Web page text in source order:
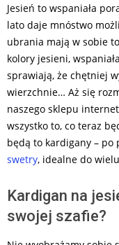
Jesień to wspaniała
lato daje mnóstwo
ubrania mają w sobie
kolory jesieni,
sprawiają, że chętniej
wierzchnie… Aż się
naszego sklepu
wszystko to, co teraz
będą to kardigany –
swetry, idealne do
Kardigan na
swojej szafie?